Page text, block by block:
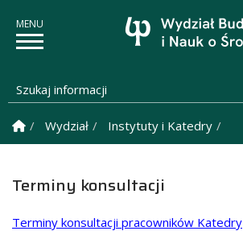
Szukaj informacji
Strona Główna
Wydział Instytuty i Katedry
Terminy konsultacji
Terminy konsultacji pracowników Katedry